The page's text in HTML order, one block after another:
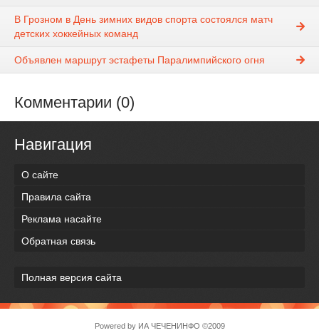
В Грозном в День зимних видов спорта состоялся матч
детских хоккейных команд
Объявлен маршрут эстафеты Паралимпийского огня
Комментарии (0)
Навигация
О сайте
Правила сайта
Реклама насайте
Обратная связь
Полная версия сайта
Powered by ИА ЧЕЧЕНИНФО ©2009